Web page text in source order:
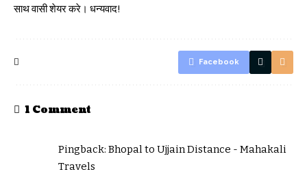
साथ वासी शेयर करे। धन्यवाद!
Facebook
1 Comment
Pingback: Bhopal to Ujjain Distance - Mahakali
Travels